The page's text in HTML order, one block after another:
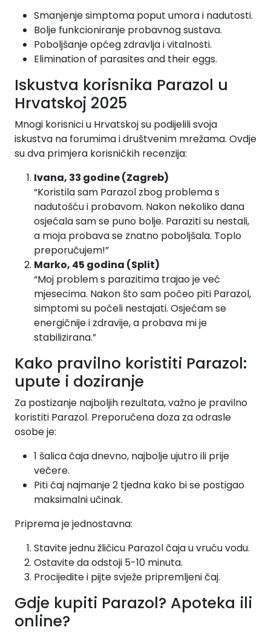
Smanjenje simptoma poput umora i nadutosti.
Bolje funkcioniranje probavnog sustava.
Poboljšanje općeg zdravlja i vitalnosti.
Elimination of parasites and their eggs.
Iskustva korisnika Parazol u
Hrvatskoj 2025
Mnogi korisnici u Hrvatskoj su podijelili svoja
iskustva na forumima i društvenim mrežama. Ovdje
su dva primjera korisničkih recenzija:
Ivana, 33 godine (Zagreb)
“Koristila sam Parazol zbog problema s
nadutošću i probavom. Nakon nekoliko dana
osjećala sam se puno bolje. Paraziti su nestali,
a moja probava se znatno poboljšala. Toplo
preporučujem!”
Marko, 45 godina (Split)
“Moj problem s parazitima trajao je već
mjesecima. Nakon što sam počeo piti Parazol,
simptomi su počeli nestajati. Osjećam se
energičnije i zdravije, a probava mi je
stabilizirana.”
Kako pravilno koristiti Parazol:
upute i doziranje
Za postizanje najboljih rezultata, važno je pravilno
koristiti Parazol. Preporučena doza za odrasle
osobe je:
1 šalica čaja dnevno, najbolje ujutro ili prije
večere.
Piti čaj najmanje 2 tjedna kako bi se postigao
maksimalni učinak.
Priprema je jednostavna:
Stavite jednu žličicu Parazol čaja u vruću vodu.
Ostavite da odstoji 5-10 minuta.
Procijedite i pijte svježe pripremljeni čaj.
Gdje kupiti Parazol? Apoteka ili
online?